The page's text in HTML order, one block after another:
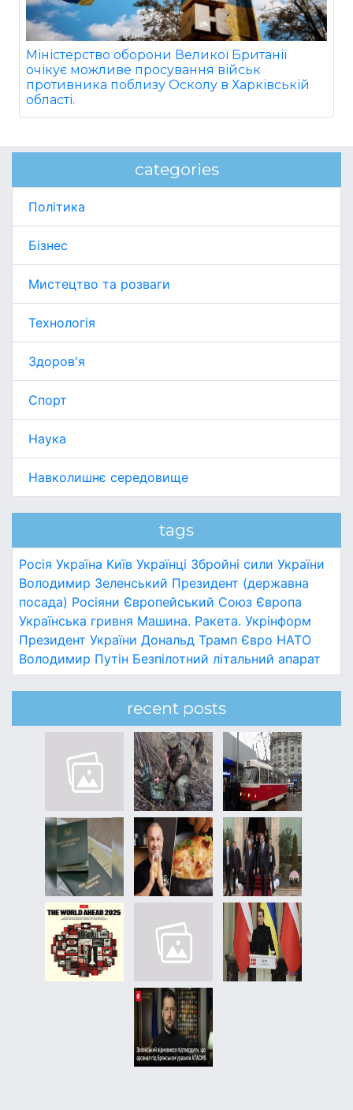
Міністерство оборони Великої Британії
очікує можливе просування військ
противника поблизу Осколу в Харківській
області.
categories
Політика
Бізнес
Мистецтво та розваги
Технологія
Здоров'я
Спорт
Наука
Навколишнє середовище
tags
Росія Україна Київ Українці Збройні сили України
Володимир Зеленський Президент (державна
посада) Росіяни Європейський Союз Європа
Українська гривня Машина. Ракета. Укрінформ
Президент України Дональд Трамп Євро НАТО
Володимир Путін Безпілотний літальний апарат
recent posts